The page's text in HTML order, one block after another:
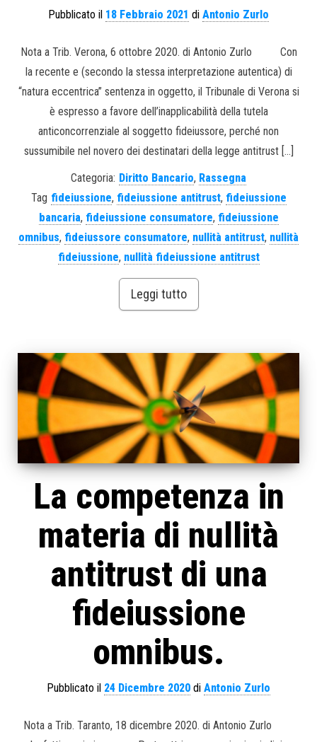
Pubblicato il 18 Febbraio 2021 di Antonio Zurlo
Nota a Trib. Verona, 6 ottobre 2020. di Antonio Zurlo Con
la recente e (secondo la stessa interpretazione autentica) di
“natura eccentrica” sentenza in oggetto, il Tribunale di Verona si
è espresso a favore dell’inapplicabilità della tutela
anticoncorrenziale al soggetto fideiussore, perché non
sussumibile nel novero dei destinatari della legge antitrust […]
Categoria: Diritto Bancario, Rassegna
Tag fideiussione, fideiussione antitrust, fideiussione
bancaria, fideiussione consumatore, fideiussione
omnibus, fideiussore consumatore, nullità antitrust, nullità
fideiussione, nullità fideiussione antitrust
Leggi tutto
La competenza in
materia di nullità
antitrust di una
fideiussione
omnibus.
Pubblicato il 24 Dicembre 2020 di Antonio Zurlo
Nota a Trib. Taranto, 18 dicembre 2020. di Antonio Zurlo